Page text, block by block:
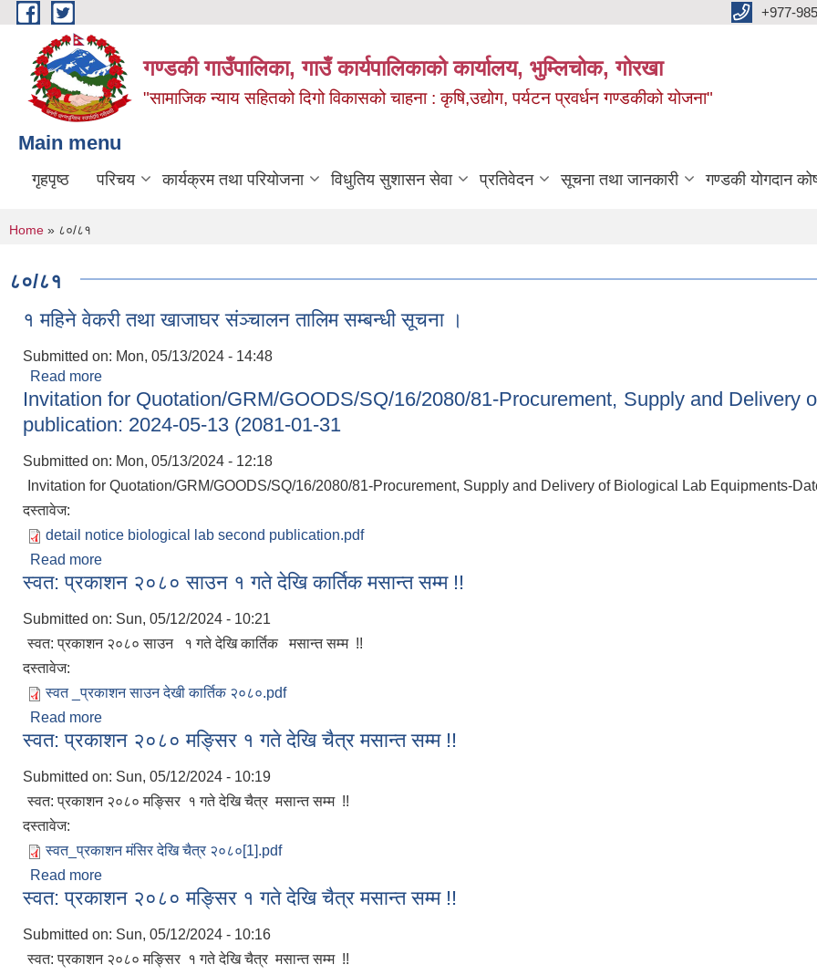
Skip to main content +977-
गण्डकी गाउँपालिका, गाउँ कार्यपालिकाको कार्यालय, भुम्लिचोक, गोरखा
"सामाजिक न्याय सहितको दिगो विकासको चाहना : कृषि,उद्योग, पर्यटन प्रवर्धन गण्डकीको योजना"
Main menu
गृहपृष्ठ परिचय कार्यक्रम तथा परियोजना विधुतिय सुशासन सेवा प्रतिवेदन सूचना तथा जानकारी गण्डकी योगदान
You are here
Home » ८०/८१
८०/८१
१ महिने वेकरी तथा खाजाघर संञ्चालन तालिम सम्बन्धी सूचना ।
Submitted on: Mon, 05/13/2024 - 14:48
Read more
Invitation for Quotation/GRM/GOODS/SQ/16/2080/81-Procurement, Supply and Delivery
publication: 2024-05-13 (2081-01-31
Submitted on: Mon, 05/13/2024 - 12:18
Invitation for Quotation/GRM/GOODS/SQ/16/2080/81-Procurement, Supply and Delivery of Biological Lab Equipments-
दस्तावेज:
detail notice biological lab second publication.pdf
Read more
01-31
स्वत: प्रकाशन २०८० साउन १ गते देखि कार्तिक मसान्त सम्म !!
Submitted on: Sun, 05/12/2024 - 10:21
स्वत: प्रकाशन २०८० साउन १ गते देखि कार्तिक मसान्त सम्म !!
दस्तावेज:
स्वत _प्रकाशन साउन देखी कार्तिक २०८०.pdf
Read more
स्वत: प्रकाशन २०८० मङ्सिर १ गते देखि चैत्र मसान्त सम्म !!
Submitted on: Sun, 05/12/2024 - 10:19
स्वत: प्रकाशन २०८० मङ्सिर १ गते देखि चैत्र मसान्त सम्म !!
दस्तावेज:
स्वत_प्रकाशन मंसिर देखि चैत्र २०८०[1].pdf
Read more
स्वत: प्रकाशन २०८० मङ्सिर १ गते देखि चैत्र मसान्त सम्म !!
Submitted on: Sun, 05/12/2024 - 10:16
स्वत: प्रकाशन २०८० मङ्सिर १ गते देखि चैत्र मसान्त सम्म !!